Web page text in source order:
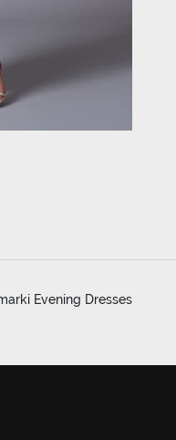
Evening Dresses